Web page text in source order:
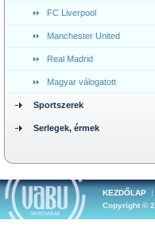
FC Liverpool
Manchester United
Real Madrid
Magyar válogatott
Sportszerek
Serlegek, érmek
KEZDŐLAP
Copyright ©